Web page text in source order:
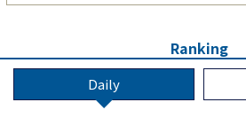
Ranking
Daily